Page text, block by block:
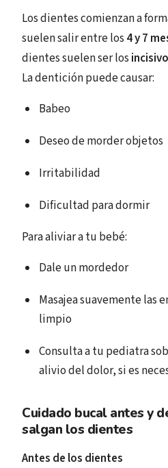
Los dientes comienzan a
suelen salir entre los 4 y 7
dientes suelen ser los
La dentición puede causar:
Babeo
Deseo de morder objetos
Irritabilidad
Dificultad para dormir
Para aliviar a tu bebé:
Dale un mordedor
Masajea suavemente las
limpio
Consulta a tu pediatra
alivio del dolor, si es
Cuidado bucal antes y
salgan los dientes
Antes de los dientes